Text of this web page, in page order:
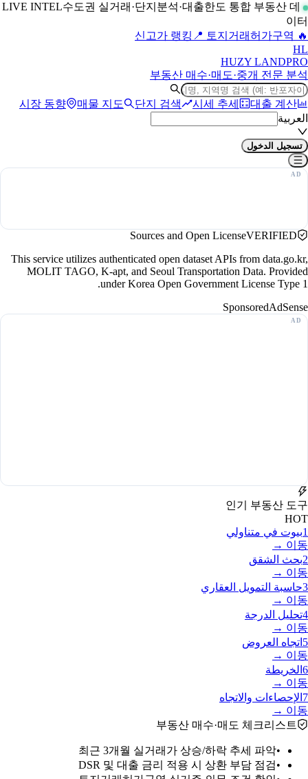
LIVE INTEL
수도권 실거래·단지분석·대출한도 통합 부동산 데
이터
🔥 신고가 랭킹
📍 토지거래허가구역
HL
HUZY LANDPRO
부동산 매수·매도·중개 전문 분석
시장 동향 매물 지도 단지 검색 시세 추세
대출 계산
العربية
تسجيل الدخول
Sources and Open LicenseVERIFIED
This service utilizes authenticated open dataset APIs from data.go.kr,
MOLIT TAGO, K-apt, and Seoul Transportation Data. Provided
under Korea Open Government License Type 1.
SponsoredAdSense
인기 부동산 도구
HOT
1بيوت في متناولي
이동 →
2بحث الشقق
이동 →
3حاسبة التمويل العقاري
이동 →
4تحليل الدرجة
이동 →
5 اتجاه العروض
이동 →
6 الخريطة
이동 →
7 الإحصاءات والاتجاه
이동 →
부동산 매수·매도 체크리스트
•
최근 3개월 실거래가 상승/하락 추세 파악
•
DSR 및 대출 금리 적용 시 상환 부담 점검